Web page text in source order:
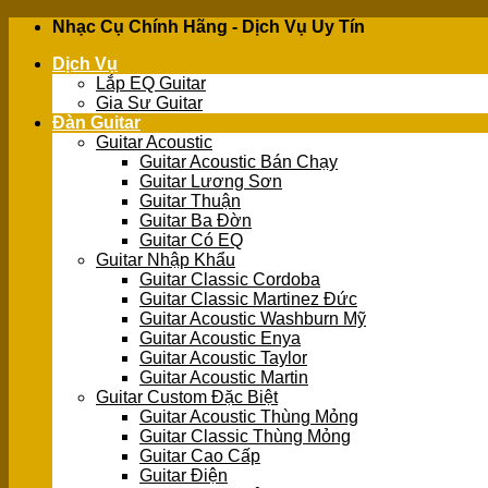
Skip
content
Nhạc Cụ Chính Hãng - Dịch Vụ Uy Tín
Dịch Vụ
Lắp EQ Guitar
Gia Sư Guitar
Đàn Guitar
Guitar Acoustic
Guitar Acoustic Bán Chạy
Guitar Lương Sơn
Guitar Thuận
Guitar Ba Đờn
Guitar Có EQ
Guitar Nhập Khẩu
Guitar Classic Cordoba
Guitar Classic Martinez Đức
Guitar Acoustic Washburn Mỹ
Guitar Acoustic Enya
Guitar Acoustic Taylor
Guitar Acoustic Martin
Guitar Custom Đặc Biệt
Guitar Acoustic Thùng Mỏng
Guitar Classic Thùng Mỏng
Guitar Cao Cấp
Guitar Điện